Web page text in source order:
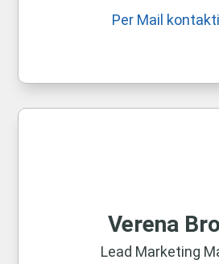
Per Mail
Verena
Lead Marketing